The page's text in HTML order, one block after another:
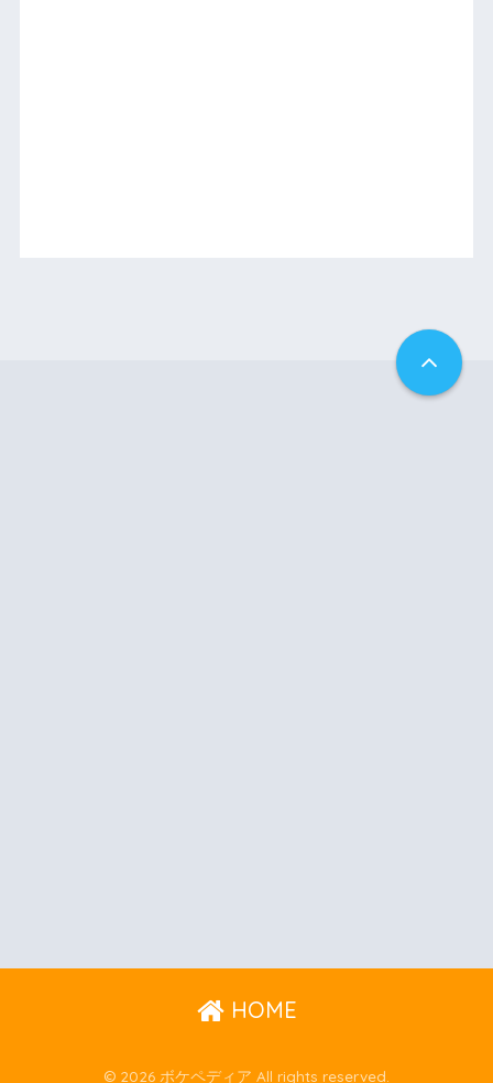
HOME
© 2026 ボケペディア All rights reserved.